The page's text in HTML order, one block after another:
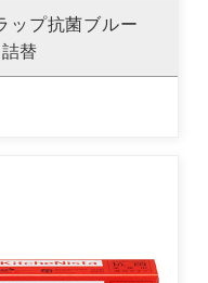
ップ抗菌ブルー
替